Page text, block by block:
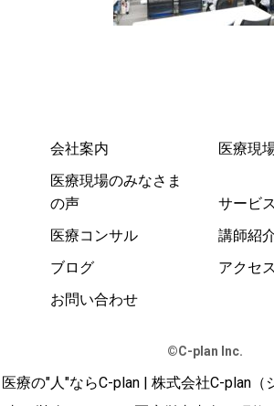
会社案内
医療現
医療現場のみなさま
の声
サービ
医療コンサル
講師紹
ブログ
アクセス
お問い合わせ
©️C-plan Inc.
医療の"人"ならC-plan | 株式会社C-plan（